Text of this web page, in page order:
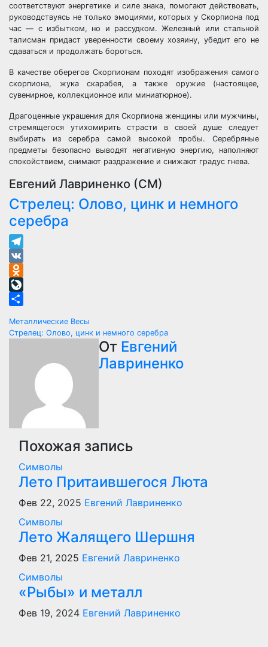
соответствуют энергетике и силе знака, помогают действовать,
руководствуясь не только эмоциями, которых у Скорпиона под
час — с избытком, но и рассудком. Железный или стальной
талисман придаст уверенности своему хозяину, убедит его не
сдаваться и продолжать бороться.
В качестве оберегов Скорпионам походят изображения самого
скорпиона, жука скарабея, а также оружие (настоящее,
сувенирное, коллекционное или миниатюрное).
Драгоценные украшения для Скорпиона женщины или мужчины,
стремящегося утихомирить страсти в своей душе следует
выбирать из серебра самой высокой пробы. Серебряные
предметы безопасно выводят негативную энергию, наполняют
спокойствием, снимают раздражение и снижают градус гнева.
Евгений Лавриненко (СМ)
Стрелец: Олово, цинк и немного
серебра
Telegram
VK
Odnoklassniki
LiveJournal
Навигация
записям
Металлические Весы
Стрелец: Олово, цинк и немного серебра
От Евгений
Лавриненко
Похожая запись
Символы
Лето Притаившегося Люта
Фев 22, 2025 Евгений Лавриненко
Символы
Лето Жалящего Шершня
Фев 21, 2025 Евгений Лавриненко
Символы
«Рыбы» и металл
Фев 19, 2024 Евгений Лавриненко